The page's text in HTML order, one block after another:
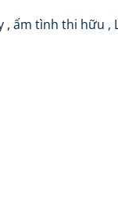
ấm tình thi hữu ,